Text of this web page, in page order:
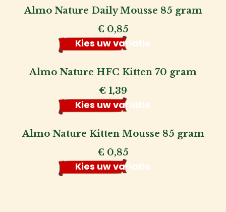
€ 49,95.€ 29,95.
Almo Nature Daily Mousse 85 gram
€ 0,85
Kies uw variatie
Almo Nature HFC Kitten 70 gram
€ 1,39
Kies uw variatie
Almo Nature Kitten Mousse 85 gram
€ 0,85
Kies uw variatie